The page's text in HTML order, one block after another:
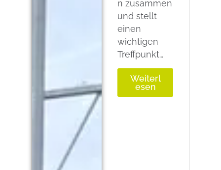
n zusammen
und stellt
einen
wichtigen
Treffpunkt…
Weiterl
esen